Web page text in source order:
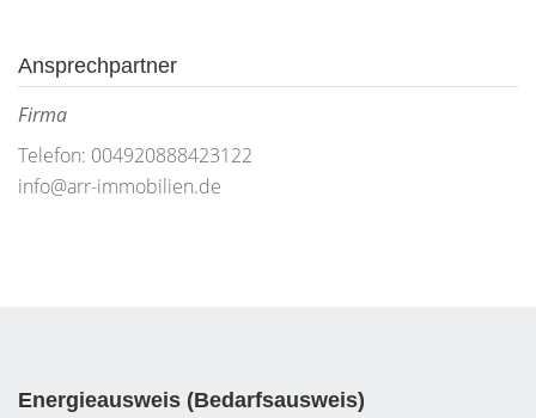
Ansprechpartner
Firma
Telefon: 004920888423122
info@arr-immobilien.de
Energieausweis (Bedarfsausweis)